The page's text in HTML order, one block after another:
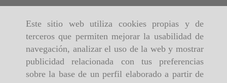
Este sitio web utiliza cookies propias y de
terceros que permiten mejorar la usabilidad de
navegación, analizar el uso de la web y mostrar
publicidad relacionada con tus preferencias
sobre la base de un perfil elaborado a partir de